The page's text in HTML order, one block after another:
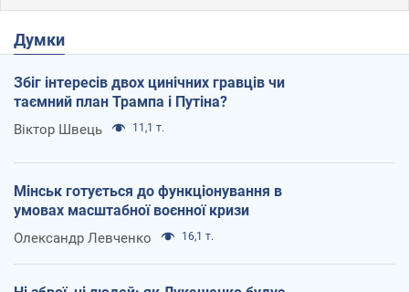
Думки
Збіг інтересів двох цинічних гравців чи
таємний план Трампа і Путіна?
Віктор Швець 11,1 т.
Мінськ готується до функціонування в
умовах масштабної воєнної кризи
Олександр Левченко 16,1 т.